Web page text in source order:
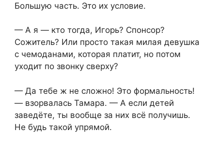
Большую часть. Это их условие.
— А я — кто тогда, Игорь? Спонсор?
Сожитель? Или просто такая милая девушка
с чемоданами, которая платит, но потом
уходит по звонку сверху?
— Да тебе ж не сложно! Это формальность!
— взорвалась Тамара. — А если детей
заведёте, ты вообще за них всё получишь.
Не будь такой упрямой.